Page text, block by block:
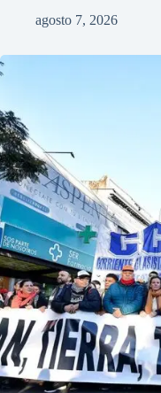
agosto 7, 2026